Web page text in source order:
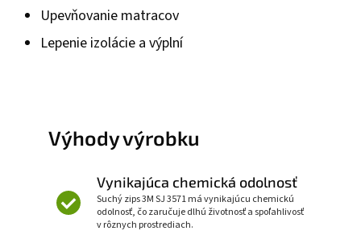
Upevňovanie matracov
Lepenie izolácie a výplní
Výhody výrobku
Vynikajúca chemická odolnosť
Suchý zips 3M SJ 3571 má vynikajúcu chemickú
odolnosť, čo zaručuje dlhú životnosť a spoľahlivosť
v rôznych prostrediach.